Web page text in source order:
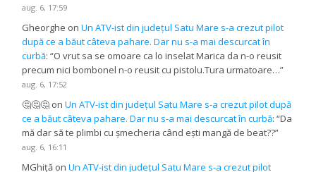
aug. 6, 17:59
Gheorghe onUn ATV-ist din județul Satu Mare s-a crezut pilot
după ce a băut câteva pahare. Dar nu s-a mai descurcat în
curbă: “O vrut sa se omoare ca lo inselat Marica da n-o reusit
precum nici bombonel n-o reusit cu pistolu.Tura urmatoare…”
aug. 6, 17:52
🤔🤔🤔 onUn ATV-ist din județul Satu Mare s-a crezut pilot după
ce a băut câteva pahare. Dar nu s-a mai descurcat în curbă: “Da
mă dar să te plimbi cu șmecheria când ești mangă de beat??”
aug. 6, 16:11
MGhiță onUn ATV-ist din județul Satu Mare s-a crezut pilot